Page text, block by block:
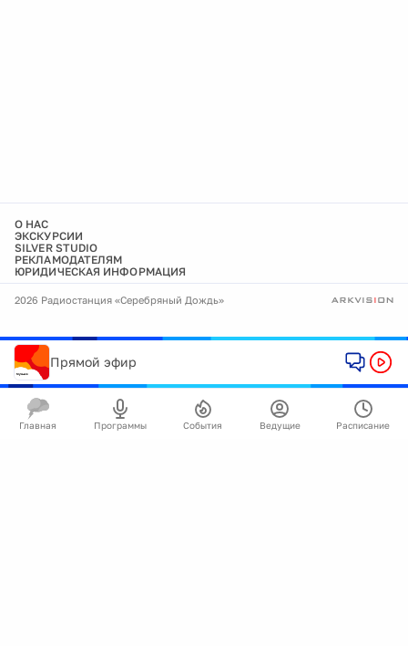
О НАС
ЭКСКУРСИИ
SILVER STUDIO
РЕКЛАМОДАТЕЛЯМ
ЮРИДИЧЕСКАЯ ИНФОРМАЦИЯ
2026 Радиостанция «Серебряный Дождь»
Прямой эфир
Главная Программы События Ведущие Расписание